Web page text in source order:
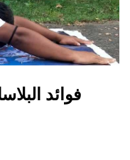
فوائد